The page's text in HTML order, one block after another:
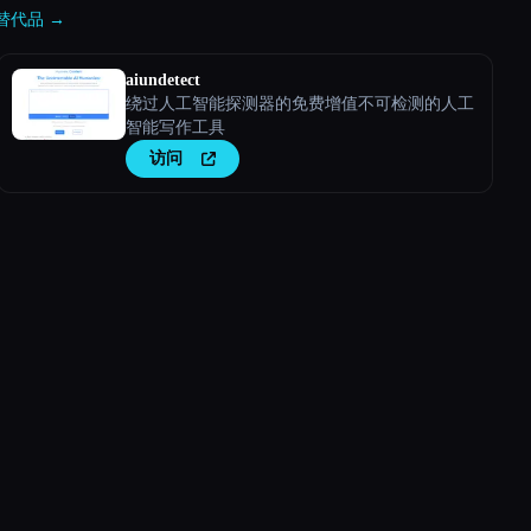
代品 →
aiundetect
绕过人工智能探测器的免费增值不可检测的人工
智能写作工具
访问